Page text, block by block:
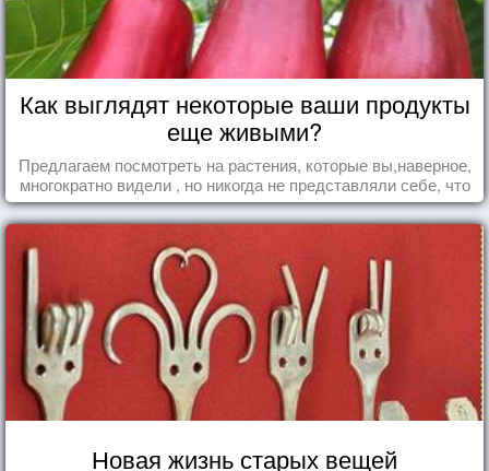
Как выглядят некоторые ваши продукты
еще живыми?
Предлагаем посмотреть на растения, которые вы,наверное,
многократно видели , но никогда не представляли себе, что
употребляете их в пищу.
Новая жизнь старых вещей